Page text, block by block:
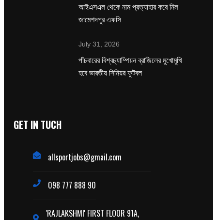
‌আইএসএল থেকে নাম প্রত্যাহার করে নিল
জামেশদপুর এফসি
July 31, 2026
পাঁচবারের বিশ্বচ্যাম্পিয়ন ব্রাজিলের মুখোমুখি
হবে ভারতীয় সিনিয়র ফুটবল
GET IN TUCH
allsportjobs@gmail.com
098 777 888 90
'RAJLAKSHMI' FIRST FLOOR 91A,